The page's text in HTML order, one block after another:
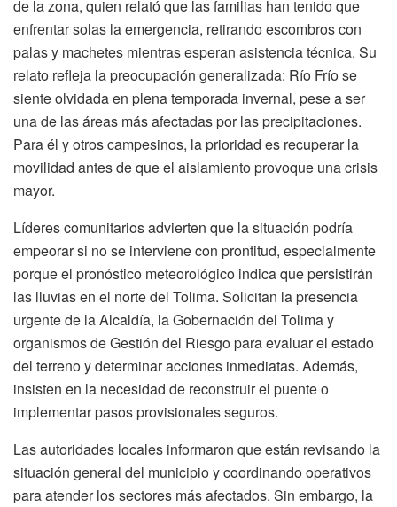
de la zona, quien relató que las familias han tenido que
enfrentar solas la emergencia, retirando escombros con
palas y machetes mientras esperan asistencia técnica. Su
relato refleja la preocupación generalizada: Río Frío se
siente olvidada en plena temporada invernal, pese a ser
una de las áreas más afectadas por las precipitaciones.
Para él y otros campesinos, la prioridad es recuperar la
movilidad antes de que el aislamiento provoque una crisis
mayor.
Líderes comunitarios advierten que la situación podría
empeorar si no se interviene con prontitud, especialmente
porque el pronóstico meteorológico indica que persistirán
las lluvias en el norte del Tolima. Solicitan la presencia
urgente de la Alcaldía, la Gobernación del Tolima y
organismos de Gestión del Riesgo para evaluar el estado
del terreno y determinar acciones inmediatas. Además,
insisten en la necesidad de reconstruir el puente o
implementar pasos provisionales seguros.
Las autoridades locales informaron que están revisando la
situación general del municipio y coordinando operativos
para atender los sectores más afectados. Sin embargo, la